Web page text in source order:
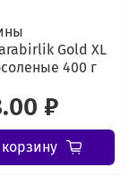
Gold XL
400 г
₽